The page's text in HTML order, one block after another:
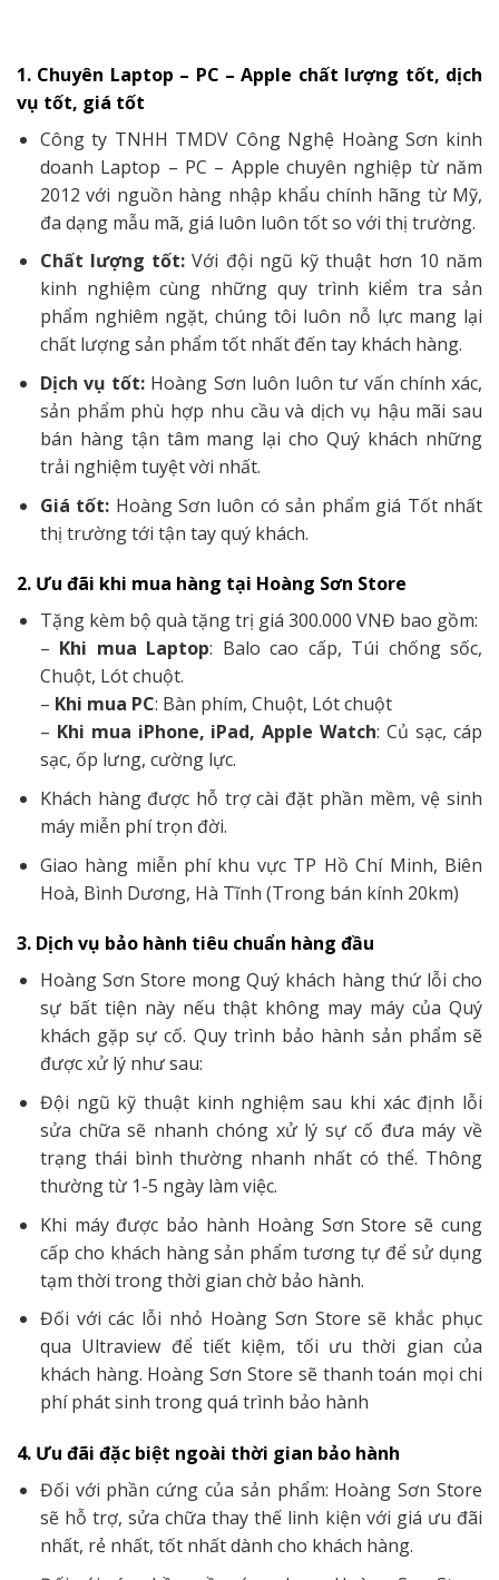
1. Chuyên Laptop – PC – Apple chất lượng tốt, dịch
vụ tốt, giá tốt
Công ty TNHH TMDV Công Nghệ Hoàng Sơn kinh
doanh Laptop – PC – Apple chuyên nghiệp từ năm
2012 với nguồn hàng nhập khẩu chính hãng từ Mỹ,
đa dạng mẫu mã, giá luôn luôn tốt so với thị trường.
Chất lượng tốt: Với đội ngũ kỹ thuật hơn 10 năm
kinh nghiệm cùng những quy trình kiểm tra sản
phẩm nghiêm ngặt, chúng tôi luôn nỗ lực mang lại
chất lượng sản phẩm tốt nhất đến tay khách hàng.
Dịch vụ tốt: Hoàng Sơn luôn luôn tư vấn chính xác,
sản phẩm phù hợp nhu cầu và dịch vụ hậu mãi sau
bán hàng tận tâm mang lại cho Quý khách những
trải nghiệm tuyệt vời nhất.
Giá tốt: Hoàng Sơn luôn có sản phẩm giá Tốt nhất
thị trường tới tận tay quý khách.
2. Ưu đãi khi mua hàng tại Hoàng Sơn Store
Tặng kèm bộ quà tặng trị giá 300.000 VNĐ bao gồm:
– Khi mua Laptop: Balo cao cấp, Túi chống sốc,
Chuột, Lót chuột.
– Khi mua PC: Bàn phím, Chuột, Lót chuột
– Khi mua iPhone, iPad, Apple Watch: Củ sạc, cáp
sạc, ốp lưng, cường lực.
Khách hàng được hỗ trợ cài đặt phần mềm, vệ sinh
máy miễn phí trọn đời.
Giao hàng miễn phí khu vực TP Hồ Chí Minh, Biên
Hoà, Bình Dương, Hà Tĩnh (Trong bán kính 20km)
3. Dịch vụ bảo hành tiêu chuẩn hàng đầu
Hoàng Sơn Store mong Quý khách hàng thứ lỗi cho
sự bất tiện này nếu thật không may máy của Quý
khách gặp sự cố. Quy trình bảo hành sản phẩm sẽ
được xử lý như sau:
Đội ngũ kỹ thuật kinh nghiệm sau khi xác định lỗi
sửa chữa sẽ nhanh chóng xử lý sự cố đưa máy về
trạng thái bình thường nhanh nhất có thể. Thông
thường từ 1-5 ngày làm việc.
Khi máy được bảo hành Hoàng Sơn Store sẽ cung
cấp cho khách hàng sản phẩm tương tự để sử dụng
tạm thời trong thời gian chờ bảo hành.
Đối với các lỗi nhỏ Hoàng Sơn Store sẽ khắc phục
qua Ultraview để tiết kiệm, tối ưu thời gian của
khách hàng. Hoàng Sơn Store sẽ thanh toán mọi chi
phí phát sinh trong quá trình bảo hành
4. Ưu đãi đặc biệt ngoài thời gian bảo hành
Đối với phần cứng của sản phẩm: Hoàng Sơn Store
sẽ hỗ trợ, sửa chữa thay thế linh kiện với giá ưu đãi
nhất, rẻ nhất, tốt nhất dành cho khách hàng.